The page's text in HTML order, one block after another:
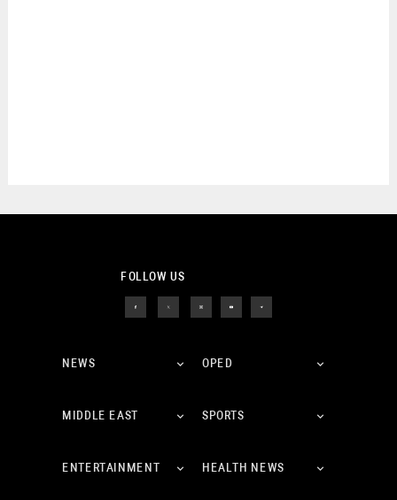
FOLLOW US
NEWS OPED
MIDDLE EAST SPORTS
ENTERTAINMENT HEALTH NEWS